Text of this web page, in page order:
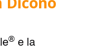
® e la